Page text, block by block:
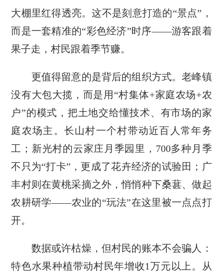
大棚里红得透亮。这不是刻意打造的“景点”，
而是一套精准的“彩色经济”时序——游客跟着
果子走，村民跟着季节赚。
更值得留意的是背后的组织方式。老峰镇
没有大包大揽，而是用“村集体+家庭农场+农
户”的模式，把土地交给懂技术、有市场的家
庭农场主。长山村一个村带动近百人常年务
工；新光村的云家庄月季园里，700多种月季
不只为“打卡”，更成了花卉经济的试验田；广
丰村则在黄桃采摘之外，悄悄种下桑葚、做起
农耕研学——农业的“玩法”在这里被一点点打
开。
数据或许枯燥，但村民的账本不会骗人：
特色水果种植带动村民年增收1万元以上。从